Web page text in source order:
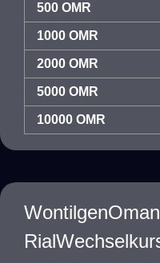
500 OMR
1000 OMR
2000 OMR
5000 OMR
10000 OMR